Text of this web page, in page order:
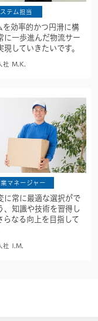
テム担当
を効率的かつ円滑に構
に一歩進んだ物流サー
現していきたいです。
社 M.K.
マネージャー
に常に最適な選択がで
、知識や技術を習得し
らなる向上を目指して
社 I.M.